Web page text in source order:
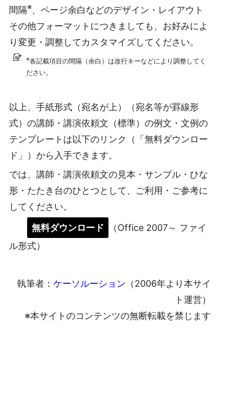
間隔※、ページ余白などのデザイン・レイアウト
その他フォーマットにつきましても、お好みによ
り変更・調整してカスタマイズしてください。
※各記載項目の間隔（余白）は改行キーなどにより調整してく
ださい。
以上、手紙形式（宛名が上）（宛名等が罫線形
式）の講師・講演依頼文（標準）の例文・文例の
テンプレートは以下のリンク（「無料ダウンロー
ド」）から入手できます。
では、講師・講演依頼文の見本・サンプル・ひな
形・たたき台のひとつとして、ご利用・ご参考に
してください。
無料ダウンロード
（Office 2007～ ファイ
ル形式）
執筆者： ケーソルーション （2006年より本サイ
ト運営）
※本サイトのコンテンツの無断転載を禁じます